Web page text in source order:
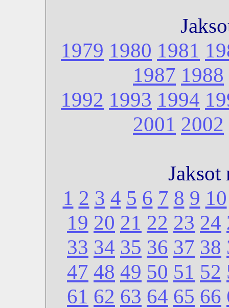
1979 1980 1981
1987 1988
1992 1993 1994
2001 2002
Jaksot
1 2 3 4 5 6 7 8 9 10
19 20 21 22 23 24
33 34 35 36 37 38
47 48 49 50 51 52
61 62 63 64 65 66